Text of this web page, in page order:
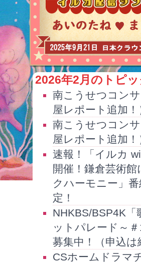
2026年2月のトピッ
南こうせつコン
屋レポート追加！
南こうせつコン
屋レポート追加！
速報！「イルカ
開催！鎌倉芸術
クハーモニー」
定！
NHKBS/BSP4K
ットパレード～
募集中！（申込
CSホームドラマ